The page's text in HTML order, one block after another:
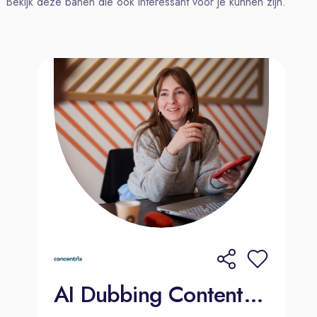
(Outlook, PowerPoint en Excel).
bruto per maand (op basis van 38,75
uur per week).
Flexibiliteit: Minimaal 2 dagen op
kantoor, flexibele werktijden en de
mogelijkheid om tijdelijk vanuit een
andere EU-locatie te werken.
Uitstekende basis: 100%
reiskostenvergoeding, 8%
vakantiegeld en 26 vakantiedagen
(plus de optie om er 9 extra bij te
kopen).
Vergoedingen: €57,50 netto
telefoonvergoeding (BYOD) en €30 AI Dubbing Content Moderator (Dutch-Speaker) 2000€ Bonus